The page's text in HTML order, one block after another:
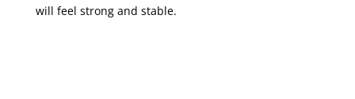
will feel strong and stable.